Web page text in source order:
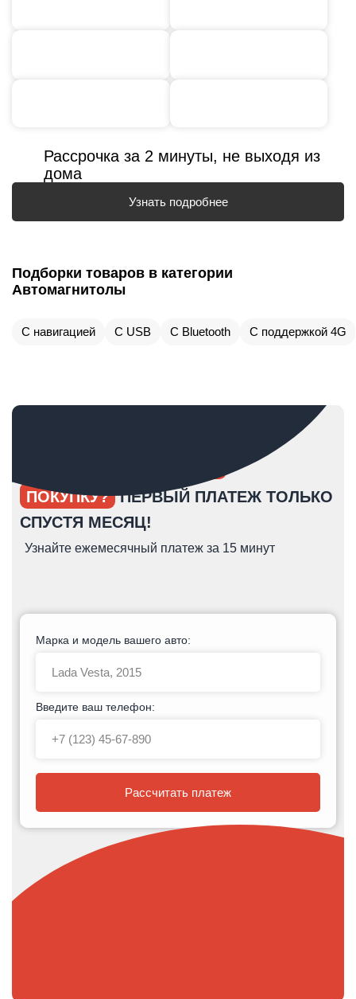
Рассрочка за 2 минуты, не выходя из
дома
Узнать подробнее
Подборки товаров в категории
Автомагнитолы
С навигацией С USB С Bluetooth С поддержкой 4G
ПОКУПКУ? ПЕРВЫЙ ПЛАТЕЖ ТОЛЬКО
СПУСТЯ МЕСЯЦ!
Узнайте ежемесячный платеж за 15 минут
Марка и модель вашего авто:
Введите ваш телефон:
Рассчитать платеж